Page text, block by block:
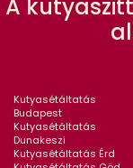
A
Kutyasétáltatás
Budapest
Kutyasétáltatás
Dunakeszi
Kutyasétáltatás Érd